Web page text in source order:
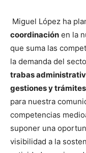
Miguel López ha
coordinación en la
que suma las
la demanda del
trabas
gestiones y trámites
para nuestra
competencias
suponer una
visibilidad a la